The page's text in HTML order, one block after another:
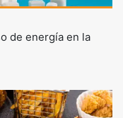
de energía en la